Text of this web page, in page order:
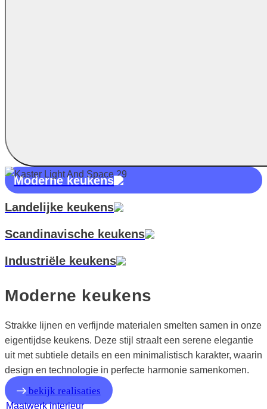
Moderne keukens
Landelijke keukens
Scandinavische keukens
Industriële keukens
Moderne keukens
Strakke lijnen en verfijnde materialen smelten samen in onze
eigentijdse keukens. Deze stijl straalt een serene elegantie
uit met subtiele details en een minimalistisch karakter, waarin
design en technologie in perfecte harmonie samenkomen.
bekijk realisaties
Maatwerk interieur